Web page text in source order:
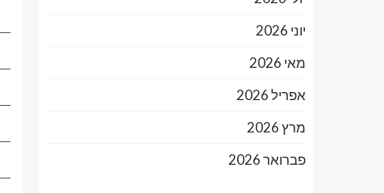
יוני 2026
מאי 2026
אפריל 2026
מרץ 2026
פברואר 2026